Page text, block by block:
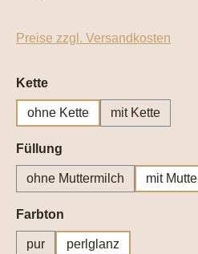
Preise zzgl. Versandkosten
Ketteauswählen
ohne Kette mit Kette
Füllung
ohne Muttermilch mit
Farbton
pur perlglanz